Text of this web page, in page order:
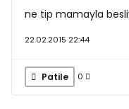
ne tip mamayla
22.02.2015 22:44
Patile 0